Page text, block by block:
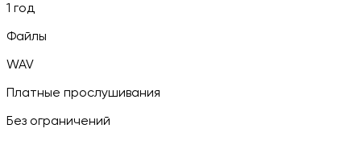
1 год
Файлы
WAV
Платные прослушивания
Без ограничений